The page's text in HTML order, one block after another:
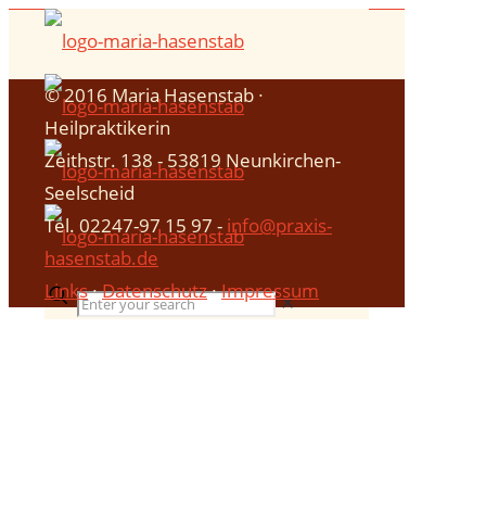
✕
© 2016 Maria Hasenstab ∙
Heilpraktikerin
Zeithstr. 138 - 53819 Neunkirchen-
Seelscheid
Tel. 02247-97 15 97 - info@praxis-
hasenstab.de
Links∙Datenschutz∙Impressum